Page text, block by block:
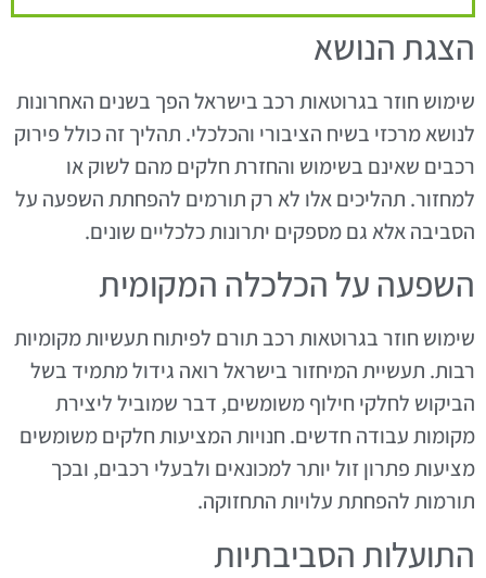
הצגת הנושא
שימוש חוזר בגרוטאות רכב בישראל הפך בשנים האחרונות
לנושא מרכזי בשיח הציבורי והכלכלי. תהליך זה כולל פירוק
רכבים שאינם בשימוש והחזרת חלקים מהם לשוק או
למחזור. תהליכים אלו לא רק תורמים להפחתת השפעה על
הסביבה אלא גם מספקים יתרונות כלכליים שונים.
השפעה על הכלכלה המקומית
שימוש חוזר בגרוטאות רכב תורם לפיתוח תעשיות מקומיות
רבות. תעשיית המיחזור בישראל רואה גידול מתמיד בשל
הביקוש לחלקי חילוף משומשים, דבר שמוביל ליצירת
מקומות עבודה חדשים. חנויות המציעות חלקים משומשים
מציעות פתרון זול יותר למכונאים ולבעלי רכבים, ובכך
תורמות להפחתת עלויות התחזוקה.
התועלות הסביבתיות